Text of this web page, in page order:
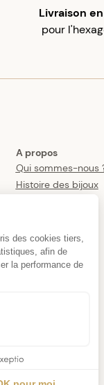
Livraison
pour
A propos
Qui sommes-nous
Histoire des bijoux